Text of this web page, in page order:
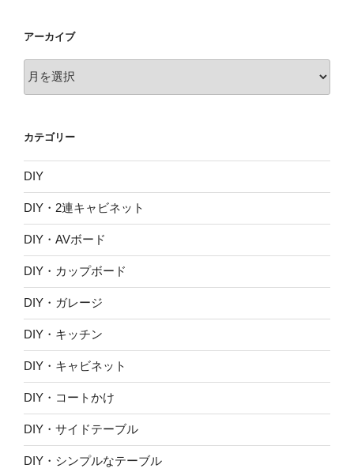
アーカイブ
ー
ブ
カテゴリー
DIY
DIY・2連キャビネット
DIY・AVボード
DIY・カップボード
DIY・ガレージ
DIY・キッチン
DIY・キャビネット
DIY・コートかけ
DIY・サイドテーブル
DIY・シンプルなテーブル